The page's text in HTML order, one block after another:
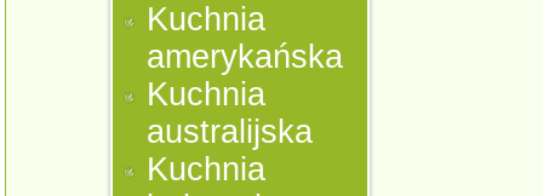
Kuchnia
amerykańska
Kuchnia
australijska
Kuchnia